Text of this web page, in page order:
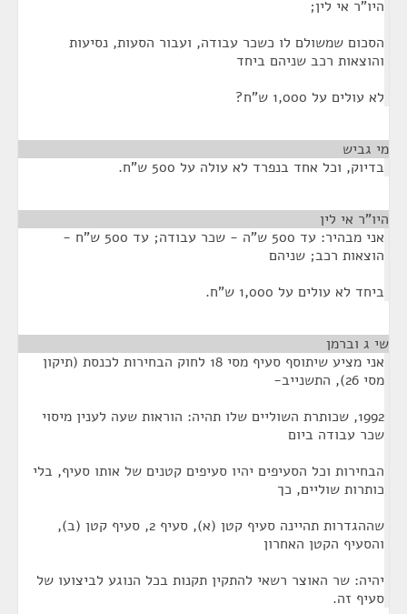
היו"ר אי לין;
הסכום שמשולם לו כשכר עבודה, ועבור הסעות, נסיעות
והוצאות רכב שניהם ביחד
לא עולים על 1,000 ש"ח?
מי גביש
בדיוק, וכל אחד בנפרד לא עולה על 500 ש"ח.
היו"ר אי לין
אני מבהיר: עד 500 ש"ה - שכר עבודה; עד 500 ש"ח -
הוצאות רכב; שניהם
ביחד לא עולים על 1,000 ש"ח.
שי ג וברמן
אני מציע שיתוסף סעיף מסי 18 לחוק הבחירות לכנסת (תיקון
מסי 26), התשנייב-
1992, שכותרת השוליים שלו תהיה: הוראות שעה לענין מיסוי
שכר עבודה ביום
הבחירות וכל הסעיפים יהיו סעיפים קטנים של אותו סעיף, בלי
כותרות שוליים, כך
שההגדרות תהיינה סעיף קטן (א), סעיף 2, סעיף קטן (ב),
והסעיף הקטן האחרון
יהיה: שר האוצר רשאי להתקין תקנות בכל הנוגע לביצועו של
סעיף זה.